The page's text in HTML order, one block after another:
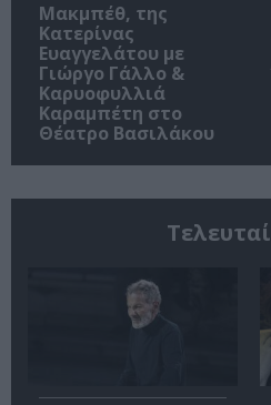
Μακμπέθ, της
Κατερίνας
Ευαγγελάτου με
Γιώργο Γάλλο &
Καρυοφυλλιά
Καραμπέτη στο
Θέατρο Βασιλάκου